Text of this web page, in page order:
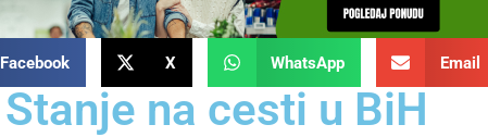
Facebook X WhatsApp Email
Stanje na cesti u BiH